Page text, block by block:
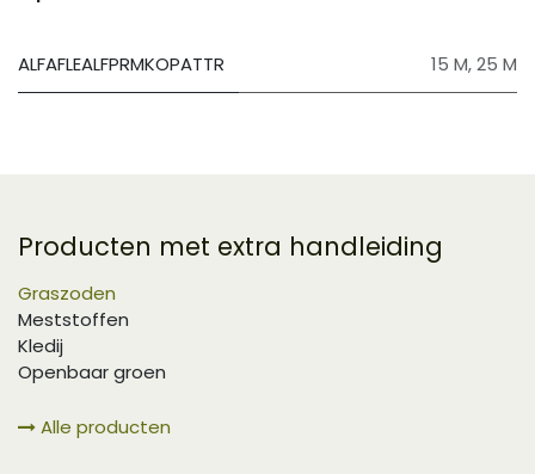
ALFAFLEALFPRMKOPATTR 15 M,25 M
Producten met extra handleiding
Graszoden
Meststoffen
Kledij
Openbaar groen
Alle producten